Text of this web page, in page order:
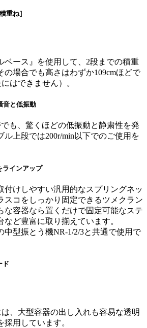
重ね］
ベース』を使用して、2段までの積重
の場合でも高さはわずか109cmほどで
はできません）。
音と低振動
も、驚くほどの低振動と静粛性を発
ル上段では200r/min以下でのご使用を
ラインアップ
付けしやすい汎用的なスプリングネッ
スコをしっかり固定できるツメクラン
な容器なら置くだけで固定可能なステ
など豊富に取り揃えています。
中型振とう機NR-1/2/3と共通で使用で
ド
、大型容器の出し入れも容易な透明
用しています。